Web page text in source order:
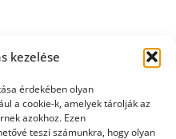
kezelése
érdekében olyan
a cookie-k, amelyek tárolják az
azokhoz. Ezen
teszi számunkra, hogy olyan